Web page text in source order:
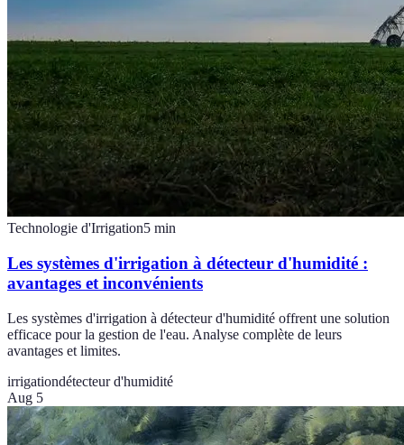
Technologie d'Irrigation5 min
Les systèmes d'irrigation à détecteur d'humidité :
avantages et inconvénients
Les systèmes d'irrigation à détecteur d'humidité offrent une solution
efficace pour la gestion de l'eau. Analyse complète de leurs
avantages et limites.
irrigationdétecteur d'humidité
Aug 5